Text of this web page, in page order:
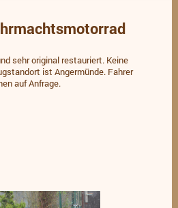
sehr original restauriert. Keine
ist Angermünde. Fahrer
auf Anfrage.